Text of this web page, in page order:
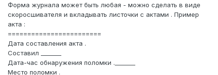
Форма журнала может быть любая - можно сделать в виде
скоросшивателя и вкладывать листочки с актами . Пример
акта :
========================
Дата составления акта .
Составил _______
Дата-час обнаружения поломки ._______
Место поломки .